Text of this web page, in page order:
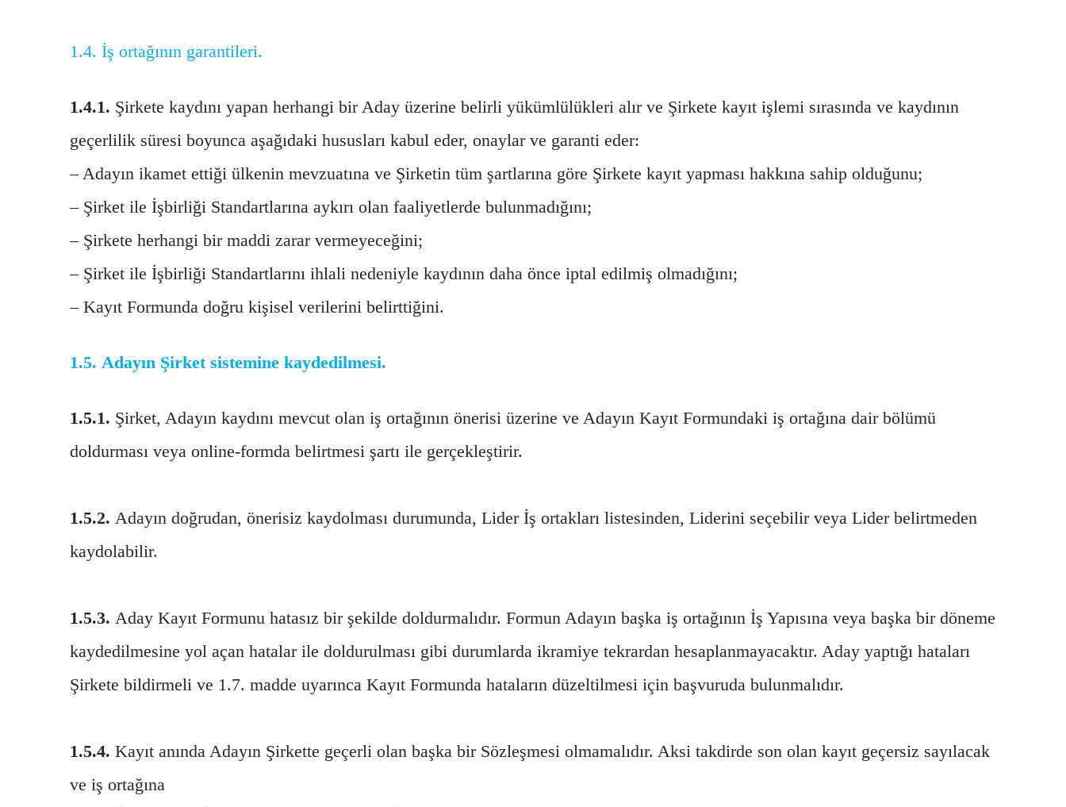
1.4. İş ortağının garantileri.
1.4.1. Şirkete kaydını yapan herhangi bir Aday üzerine belirli yükümlülükleri alır ve Şirkete kayıt işlemi sırasında ve kaydının
geçerlilik süresi boyunca aşağıdaki hususları kabul eder, onaylar ve garanti eder:
‒ Adayın ikamet ettiği ülkenin mevzuatına ve Şirketin tüm şartlarına göre Şirkete kayıt yapması hakkına sahip olduğunu;
‒ Şirket ile İşbirliği Standartlarına aykırı olan faaliyetlerde bulunmadığını;
‒ Şirkete herhangi bir maddi zarar vermeyeceğini;
‒ Şirket ile İşbirliği Standartlarını ihlali nedeniyle kaydının daha önce iptal edilmiş olmadığını;
‒ Kayıt Formunda doğru kişisel verilerini belirttiğini.
1.5. Adayın Şirket sistemine kaydedilmesi.
1.5.1. Şirket, Adayın kaydını mevcut olan iş ortağının önerisi üzerine ve Adayın Kayıt Formundaki iş ortağına dair bölümü
doldurması veya online-formda belirtmesi şartı ile gerçekleştirir.
1.5.2. Adayın doğrudan, önerisiz kaydolması durumunda, Lider İş ortakları listesinden, Liderini seçebilir veya Lider belirtmeden
kaydolabilir.
1.5.3. Aday Kayıt Formunu hatasız bir şekilde doldurmalıdır. Formun Adayın başka iş ortağının İş Yapısına veya başka bir döneme
kaydedilmesine yol açan hatalar ile doldurulması gibi durumlarda ikramiye tekrardan hesaplanmayacaktır. Aday yaptığı hataları
Şirkete bildirmeli ve 1.7. madde uyarınca Kayıt Formunda hataların düzeltilmesi için başvuruda bulunmalıdır.
1.5.4. Kayıt anında Adayın Şirkette geçerli olan başka bir Sözleşmesi olmamalıdır. Aksi takdirde son olan kayıt geçersiz sayılacak
ve iş ortağına